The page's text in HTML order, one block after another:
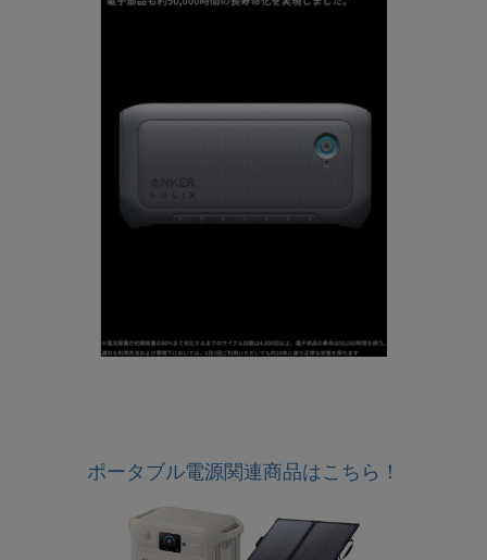
ポータブル電源関連商品はこちら！